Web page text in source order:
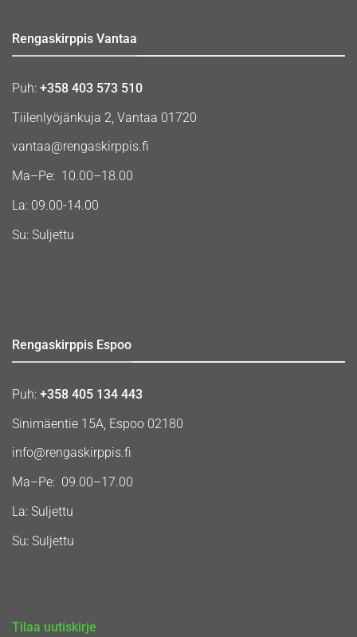
Rengaskirppis Vantaa
Puh: +358 403 573 510
Tiilenlyöjänkuja 2, Vantaa 01720
vantaa@rengaskirppis.fi
Ma–Pe: 10.00–18.00
La: 09.00-14.00
Su: Suljettu
Rengaskirppis Espoo
Puh: +358 405 134 443
Sinimäentie 15A, Espoo 02180
info@rengaskirppis.fi
Ma–Pe: 09.00–17.00
La: Suljettu
Su: Suljettu
Tilaa uutiskirje